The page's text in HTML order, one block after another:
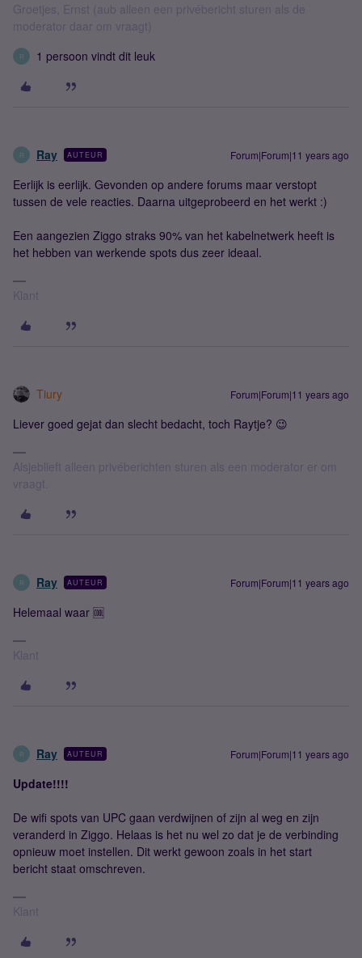
Groetjes, Ernst (aub alleen een privébericht sturen als de
moderator daar om vraagt)
R 1 persoon vindt dit leuk
R Ray AUTEUR Forum|Forum|11 years ago
Eerlijk is eerlijk. Gevonden op andere forums maar verstopt
tussen de vele reacties. Daarna uitgeprobeerd en het werkt :)
Een aangezien Ziggo straks 90% van het kabelnetwerk heeft is
het hebben van werkende spots dus zeer ideaal.
Klant
Tiury Forum|Forum|11 years ago
Liever goed gejat dan slecht bedacht, toch Raytje? 😉
Alsjeblieft alleen privéberichten sturen als een moderator er om
vraagt.
R Ray AUTEUR Forum|Forum|11 years ago
Helemaal waar 🆒
Klant
R Ray AUTEUR Forum|Forum|11 years ago
Update!!!!
De wifi spots van UPC gaan verdwijnen of zijn al weg en zijn
veranderd in Ziggo. Helaas is het nu wel zo dat je de verbinding
opnieuw moet instellen. Dit werkt gewoon zoals in het start
bericht staat omschreven.
Klant